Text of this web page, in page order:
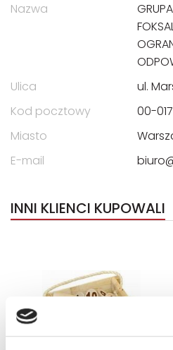
Nazwa
Ulica
ul.
Kod pocztowy
00-017
Miasto
E-mail
INNI KLIENCI KUPOWALI